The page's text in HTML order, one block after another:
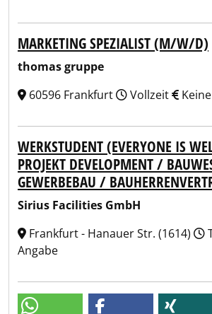
MARKETING SPEZIALIST (M/W/D)
thomas gruppe
60596 Frankfurt
Vollzeit
WERKSTUDENT (EVERYONE IS
PROJEKT DEVELOPMENT /
GEWERBEBAU /
Sirius Facilities GmbH
Frankfurt - Hanauer Str. (1614)
Angabe